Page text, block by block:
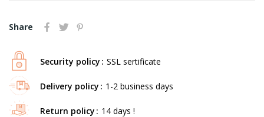
Share
Security policy SSL sertificate
Delivery policy 1-2 business days
Return policy 14 days !